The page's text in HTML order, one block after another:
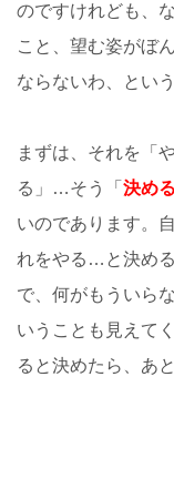
のですけれども、
こと、望む姿がぼ
ならないわ、とい
まずは、それを「
る」…そう「 決める
いのであります。
れをやる…と決め
で、何がもういら
いうことも見えて
ると決めたら、あ